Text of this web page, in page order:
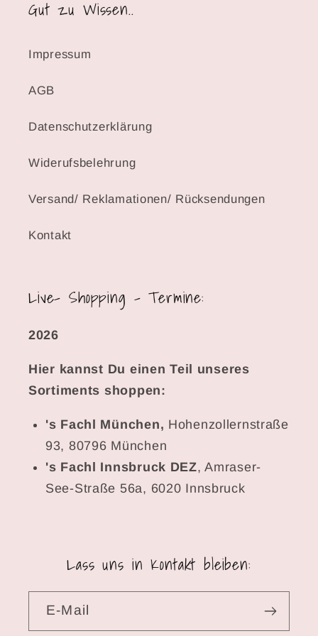
Gut zu Wissen..
Impressum
AGB
Datenschutzerklärung
Widerufsbelehrung
Versand/ Reklamationen/ Rücksendungen
Kontakt
Live- Shopping - Termine:
2026
Hier kannst Du einen Teil unseres
Sortiments shoppen:
's Fachl München, Hohenzollernstraße
93, 80796 München
's Fachl Innsbruck DEZ, Amraser-
See-Straße 56a, 6020 Innsbruck
Lass uns in Kontakt bleiben:
E-Mail